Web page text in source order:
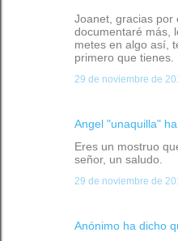
Joanet, gracias por
documentaré más,
metes en algo así,
primero que tienes.
29 de noviembre de
Angel "unaquilla"
Eres un mostruo
señor, un saludo.
29 de noviembre de
Anónimo ha dicho